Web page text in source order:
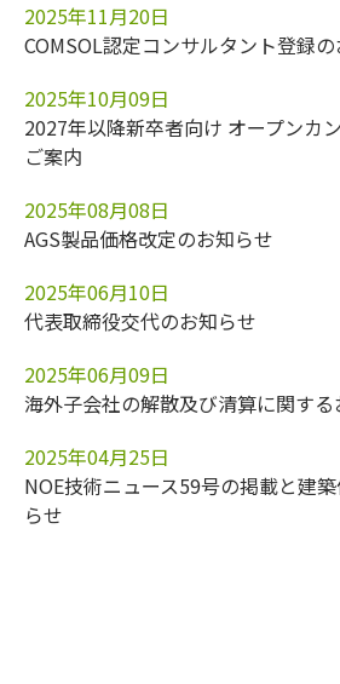
2025年11月20日
COMSOL認定コンサルタント登録
2025年10月09日
2027年以降新卒者向け オープンカ
ご案内
2025年08月08日
AGS製品価格改定のお知らせ
2025年06月10日
代表取締役交代のお知らせ
2025年06月09日
海外子会社の解散及び清算に関する
2025年04月25日
NOE技術ニュース59号の掲載と建
らせ